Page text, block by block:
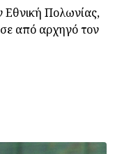
Εθνική Πολωνίας,
από αρχηγό τον